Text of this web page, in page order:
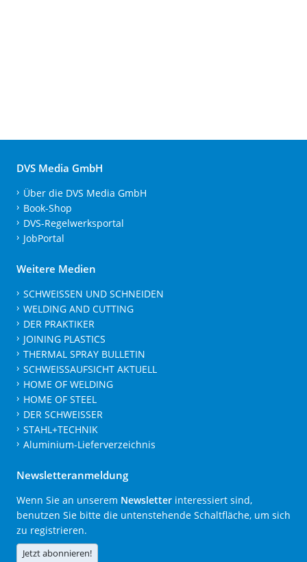
DVS Media GmbH
Über die DVS Media GmbH
Book-Shop
DVS-Regelwerksportal
JobPortal
Weitere Medien
SCHWEISSEN UND SCHNEIDEN
WELDING AND CUTTING
DER PRAKTIKER
JOINING PLASTICS
THERMAL SPRAY BULLETIN
SCHWEISSAUFSICHT AKTUELL
HOME OF WELDING
HOME OF STEEL
DER SCHWEISSER
STAHL+TECHNIK
Aluminium-Lieferverzeichnis
Newsletteranmeldung
Wenn Sie an unserem Newsletter interessiert sind,
benutzen Sie bitte die untenstehende Schaltfläche, um sich
zu registrieren.
Jetzt abonnieren!